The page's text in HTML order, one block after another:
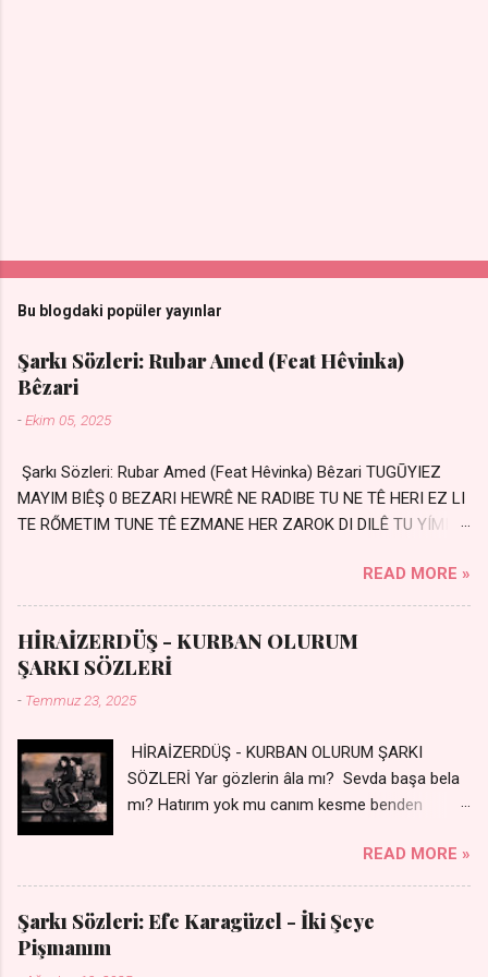
Bu blogdaki popüler yayınlar
Şarkı Sözleri: Rubar Amed (Feat Hêvinka)
Bêzari
-Ekim 05, 2025
Şarkı Sözleri: Rubar Amed (Feat Hêvinka) Bêzari TUGŪYIEZ
MAYIM BIÊŞ 0 BEZARI HEWRÊ NE RADIBE TU NE TÊ HERI EZ LI
TE RŐMETIM TUNE TÊ EZMANE HER ZAROK DI DILÊ TU YÍMIN
Silinmis yarıda. Hasretin yel gibi Eser yar içimden Bir kıza sevdalı
Yaralı adamım. Sensizlik bir hançer Geceler susmuyor Yaralı
kalbimde Bir sızı durmuyor Tu yi bihare min Ez ji payizim Li
dile şevên min Teng e nefes im Adını sayıklar Uykusuz
geceler Sensiz her sabahım Sessiz ve kederli
READ MORE »
HİRAİZERDÜŞ - KURBAN OLURUM
ŞARKI SÖZLERİ
- Temmuz 23, 2025
HİRAİZERDÜŞ - KURBAN OLURUM ŞARKI
SÖZLERİ Yar gözlerin âla mı? Sevda başa bela
mı? Hatırım yok mu canım kesme benden
dünyayı durdururum Ben sana yoldaş olurum
kurban olurum.. - Sen gülümse bi yol bulurum
Yaslanırsan dağ olurum Ben sana sevda olurum
kurban olurum Can canım cananım Yar gözlerin
READ MORE »
Şarkı Sözleri: Efe Karagüzel - İki Şeye
Pişmanım